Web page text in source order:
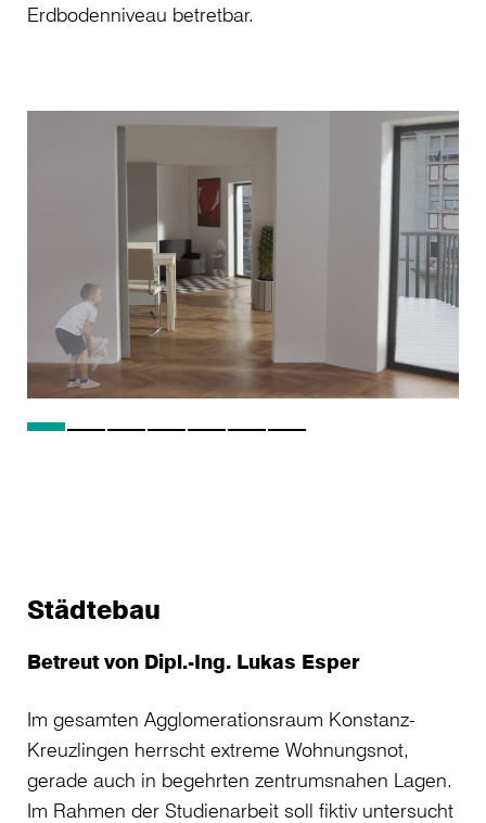
Erdbodenniveau betretbar.
Städtebau
Betreut von Dipl.-Ing. Lukas Esper
Im gesamten Agglomerationsraum Konstanz-
Kreuzlingen herrscht extreme Wohnungsnot,
gerade auch in begehrten zentrumsnahen Lagen.
Im Rahmen der Studienarbeit soll fiktiv untersucht